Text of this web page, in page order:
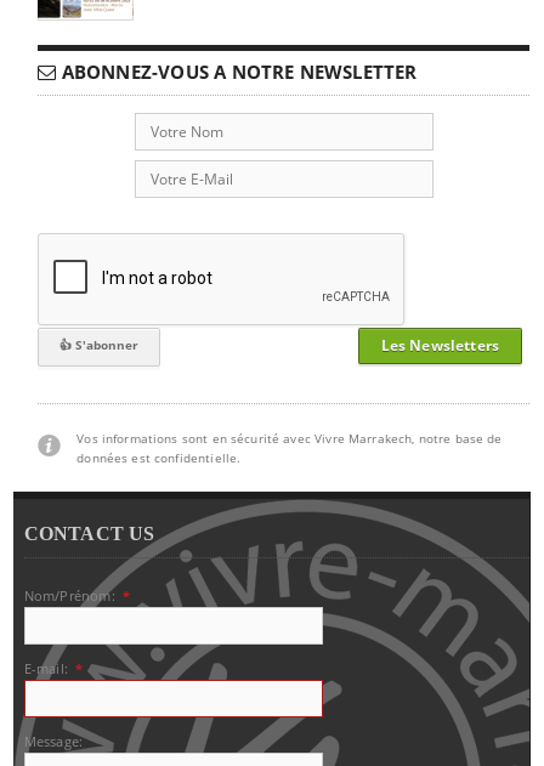
ABONNEZ-VOUS A NOTRE NEWSLETTER
Les Newsletters
Vos informations sont en sécurité avec Vivre Marrakech, notre base de
données est confidentielle.
CONTACT US
Nom/Prénom: *
E-mail: *
Message: